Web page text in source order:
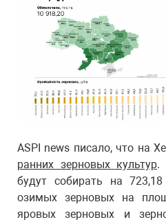
ASPI news писало, что на
ранних зерновых культур.
будут собирать на
озимых зерновых на
яровых зерновых и